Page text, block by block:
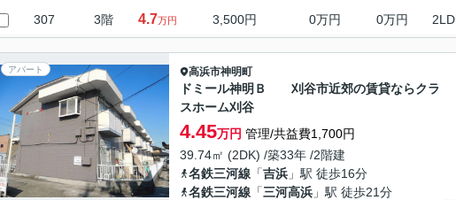
307 3階 4.7万円 3,500円 0万円 0万円
アパート 高浜市神明町
ドミール神明Ｂ 刈谷市近郊の賃貸ならクラ
スホーム刈谷
4.45万円 管理/共益費1,700円
39.74㎡ (2DK) /築33年 /2階建
名鉄三河線 「吉浜 」駅 徒歩16分
名鉄三河線 「三河高浜 」駅 徒歩21分